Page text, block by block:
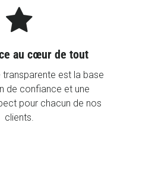

au cœur de tout
est la base
de confiance et une
pour chacun de nos
clients.